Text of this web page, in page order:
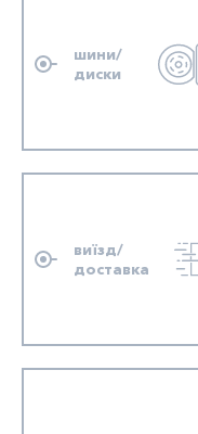
шини/
диски
виїзд/
доставка